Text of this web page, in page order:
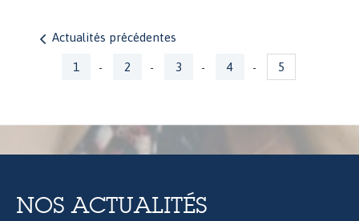
Actualités précédentes
1 - 2 - 3 - 4 - 5
NOS ACTUALITÉS